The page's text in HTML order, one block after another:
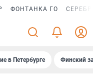
ФОНТАНКА ГО
в Петербурге Финский